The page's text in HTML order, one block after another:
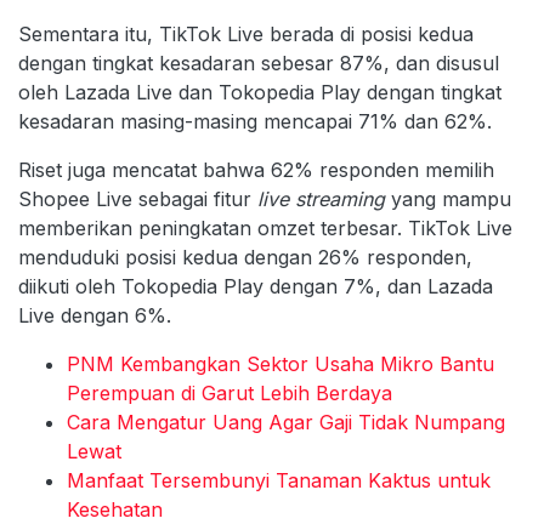
Sementara itu, TikTok Live berada di posisi kedua
dengan tingkat kesadaran sebesar 87%, dan disusul
oleh Lazada Live dan Tokopedia Play dengan tingkat
kesadaran masing-masing mencapai 71% dan 62%.
Riset juga mencatat bahwa 62% responden memilih
Shopee Live sebagai fitur live streamingyang mampu
memberikan peningkatan omzet terbesar. TikTok Live
menduduki posisi kedua dengan 26% responden,
diikuti oleh Tokopedia Play dengan 7%, dan Lazada
Live dengan 6%.
PNM Kembangkan Sektor Usaha Mikro Bantu
Perempuan di Garut Lebih Berdaya
Cara Mengatur Uang Agar Gaji Tidak Numpang
Lewat
Manfaat Tersembunyi Tanaman Kaktus untuk
Kesehatan